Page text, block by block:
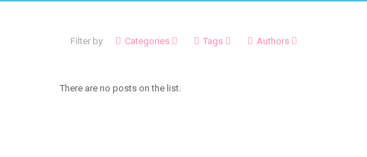
Filter by Categories Tags Authors
There are no posts on the list.